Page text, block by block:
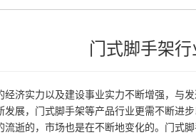
门式脚手架
实力以及建设事业实力不断增强，与
展，门式脚手架等产品行业更需不断进步
的，市场也是在不断地变化的。门式